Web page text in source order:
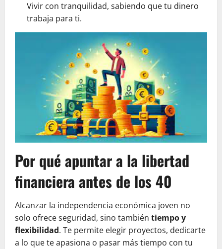
Vivir con tranquilidad, sabiendo que tu dinero
trabaja para ti.
Por qué apuntar a la libertad
financiera antes de los 40
Alcanzar la independencia económica joven no
solo ofrece seguridad, sino también tiempo y
flexibilidad. Te permite elegir proyectos, dedicarte
a lo que te apasiona o pasar más tiempo con tu